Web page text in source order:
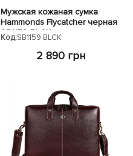
Мужская кожаная сумка
Hammonds Flycatcher черная
SB1159 BLCK
Код:SB1159 BLCK
2 890 грн